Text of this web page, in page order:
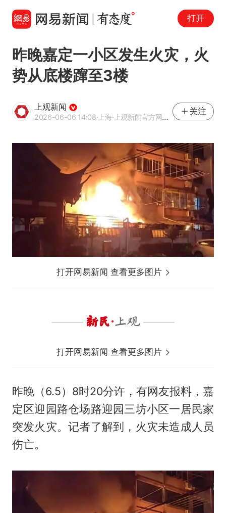
打开
昨晚嘉定一小区发生火灾，火
势从底楼蹿至3楼
上观新闻
2026-06-06 14:08·上海·上观新闻官方网易号
关注
打开网易新闻 查看更多图片
打开网易新闻 查看更多图片
昨晚（6.5）8时20分许，有网友报料，嘉
定区迎园路仓场路迎园三坊小区一居民家
突发火灾。记者了解到，火灾未造成人员
伤亡。